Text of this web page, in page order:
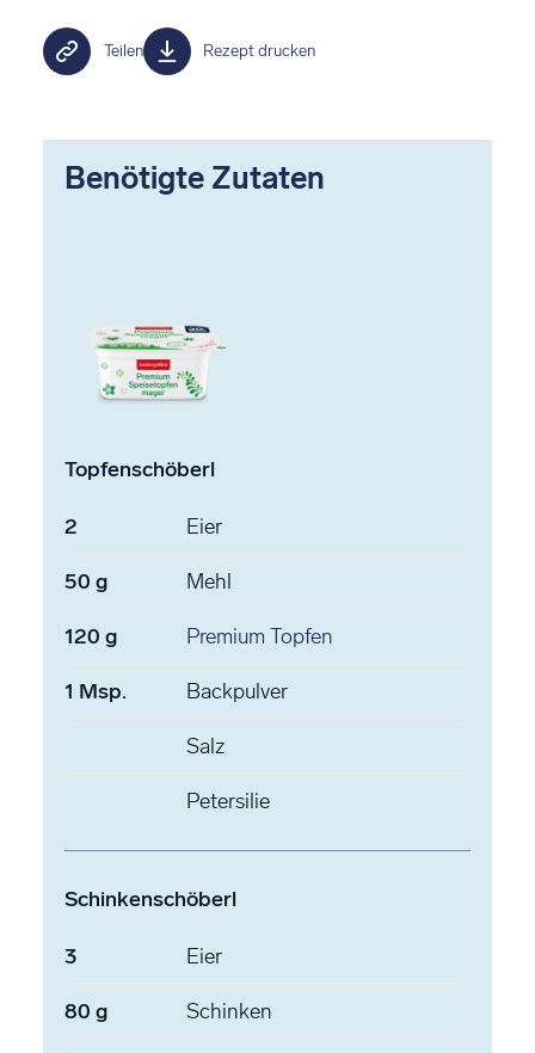
Teilen Rezept drucken
Benötigte Zutaten
Topfenschöberl
2 Eier
50 g Mehl
120 g Premium Topfen
1 Msp. Backpulver
Salz
Petersilie
Schinkenschöberl
3 Eier
80 g Schinken